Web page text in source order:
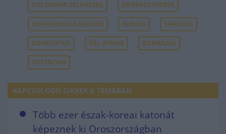
VOLODIMIR ZELENSZKIJ DRÓNFEGYVEREK
UKRÁN OROSZ HÁBORÚ KURSZK TÁMADÁS
KONFLIKTUS DÉL-AFRIKA BOMBÁZÁS
OFFENZÍVA
KAPCSOLÓDÓ CIKKEK A TÉMÁBAN
Több ezer észak-koreai katonát
képeznek ki Oroszországban